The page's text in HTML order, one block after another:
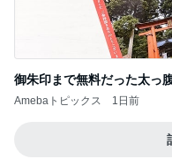
御朱印まで無料だった太っ
Amebaトピックス 1日前